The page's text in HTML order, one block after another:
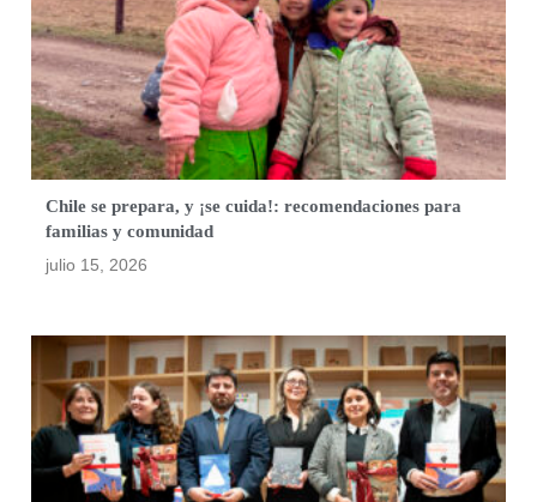
Chile se prepara, y ¡se cuida!: recomendaciones para
familias y comunidad
julio 15, 2026